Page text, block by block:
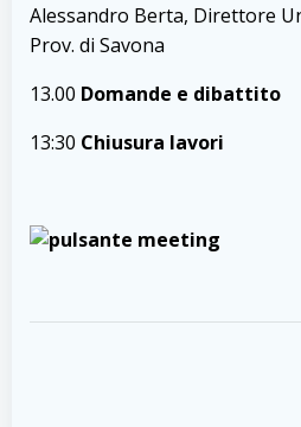
Alessandro Berta, Direttore
Prov. di Savona
13.00 Domande e dibattito
13:30 Chiusura lavori